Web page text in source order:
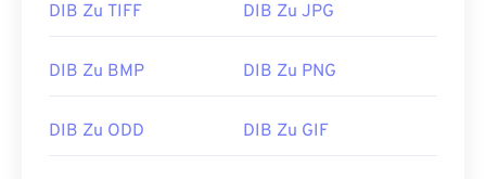
DIB Zu TIFF DIB Zu JPG
DIB Zu BMP DIB Zu PNG
DIB Zu ODD DIB Zu GIF